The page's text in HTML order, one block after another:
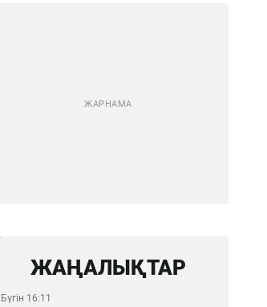
ЖАҢАЛЫҚТАР
Бүгін 16:11